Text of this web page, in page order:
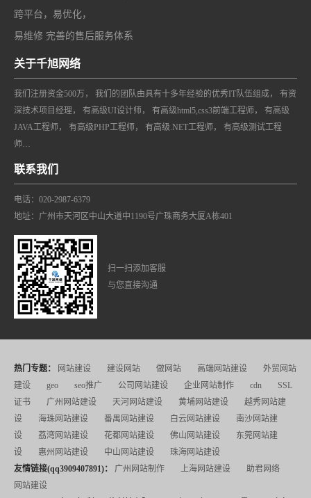
跨平台，易优化，
易维修 完善的售后服务体系
关于千旭网络
我们注册资金500万， 我们的团队由具有十多年经验的优秀IT队伍组成， 有资
深技术项目经理， 有高级UI设计师， 有高级html5,css3前端工程师， 有高级
JAVA工程师， 有高级PHP工程师， 有高级.NET工程师， 有高级测试工程
师…
联系我们
电话：020-2987-6379
地址：广州市天河区中山大道中1190号广珠商务大厦A栋401
扫一扫添加客服
与您直接沟通
热门专题： 网站建设 建设网站 做网站 高端网站建设
外贸网站
建设
geo seo推广 公司网站建设 企业网站制作 cdn
SSL
证书
广州网站建设 天河网站建设 黄埔网站建设
越秀网站建
设
海珠网站建设 番禺网站建设 白云网站建设
南沙网站建
设
荔湾网站建设 花都网站建设 佛山网站建设
东莞网站建
设
惠州网站建设 中山网站建设
珠海网站建设
友情链接(qq3909407891)：
广州网站制作 上海网站建设
助君网络
网站建设